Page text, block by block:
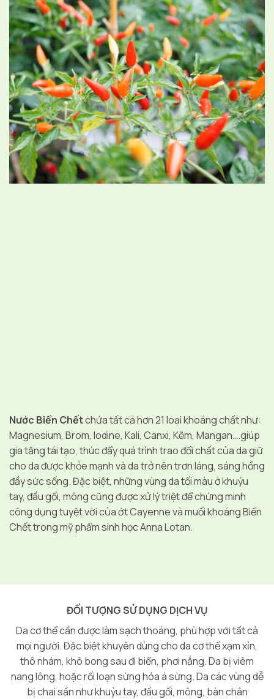
Nước Biển Chếtchứa tất cả hơn 21 loại khoáng chất như:
Magnesium, Brom, Iodine, Kali, Canxi, Kẽm, Mangan….giúp
gia tăng tái tạo, thúc đẩy quá trình trao đổi chất của da giữ
cho da được khỏe mạnh và da trở nên trơn láng, sáng hồng
đầy sức sống. Đặc biệt, những vùng da tối màu ở khuỷu
tay, đầu gối, mông cũng được xử lý triệt để chứng minh
công dụng tuyệt vời của ớt Cayenne và muối khoáng Biển
Chết trong mỹ phẩm sinh học Anna Lotan.
ĐỐI TƯỢNG SỬ DỤNG DỊCH VỤ
Da cơ thể cần được làm sạch thoáng, phù hợp với tất cả
mọi người. Đặc biệt khuyên dùng cho da cơ thể xạm xỉn,
thô nhám, khô bong sau đi biển, phơi nắng. Da bị viêm
nang lông, hoặc rối loạn sừng hóa á sừng. Da các vùng dễ
bị chai sần như khuỷu tay, đầu gối, mông, bàn chân